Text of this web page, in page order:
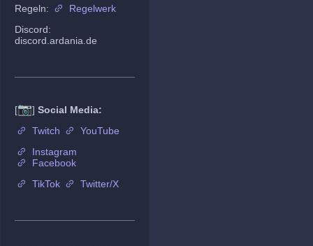
Regeln:
Regelwerk
Discord:
discord.ardania.de
[📷] Social Media:
Twitch
YouTube
Instagram
Facebook
TikTok
Twitter/X